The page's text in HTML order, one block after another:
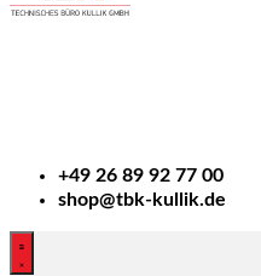
+49 26 89 92 77 00
shop@tbk-kullik.de